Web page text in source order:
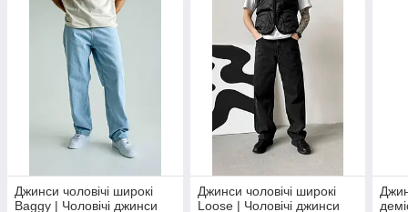
Джинси чоловічі широкі
Baggy | Чоловічі джинси
Джинси чоловічі широкі
Loose | Чоловічі джинси